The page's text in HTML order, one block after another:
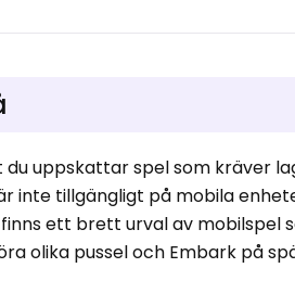
uppskattar spel som kräver
inte tillgängligt på mobila
ett brett urval av mobilspel
olika pussel och Embark på